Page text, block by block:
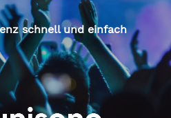
schnell und einfach